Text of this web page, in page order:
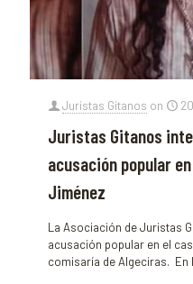
Juristas Gitanos on
Juristas Gitanos
acusación popular
Jiménez
La Asociación de Juristas
acusación popular en el
comisaría de Algeciras. En